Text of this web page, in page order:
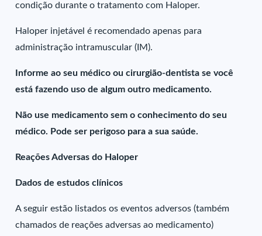
condição durante o tratamento com Haloper.
Haloper injetável é recomendado apenas para
administração intramuscular (IM).
Informe ao seu médico ou cirurgião-dentista se você
está fazendo uso de algum outro medicamento.
Não use medicamento sem o conhecimento do seu
médico. Pode ser perigoso para a sua saúde.
Reações Adversas do Haloper
Dados de estudos clínicos
A seguir estão listados os eventos adversos (também
chamados de reações adversas ao medicamento)